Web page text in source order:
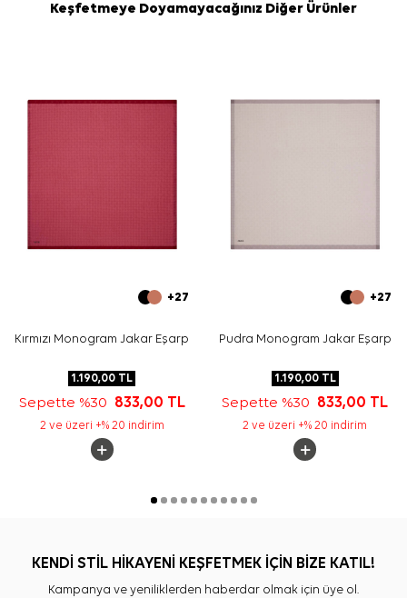
Keşfetmeye Doyamayacağınız Diğer Ürünler
+27
Kırmızı Monogram Jakar Eşarp
1.190,00 TL
Sepette %30 833,00 TL
2 ve üzeri +% 20 indirim
+27
Pudra Monogram Jakar Eşarp
1.190,00TL
Sepette %30 833,00 TL
2 ve üzeri +% 20 indirim
KENDİ STİL HİKAYENİ KEŞFETMEK İÇİN BİZE KATIL!
Kampanya ve yeniliklerden haberdar olmak için üye ol.